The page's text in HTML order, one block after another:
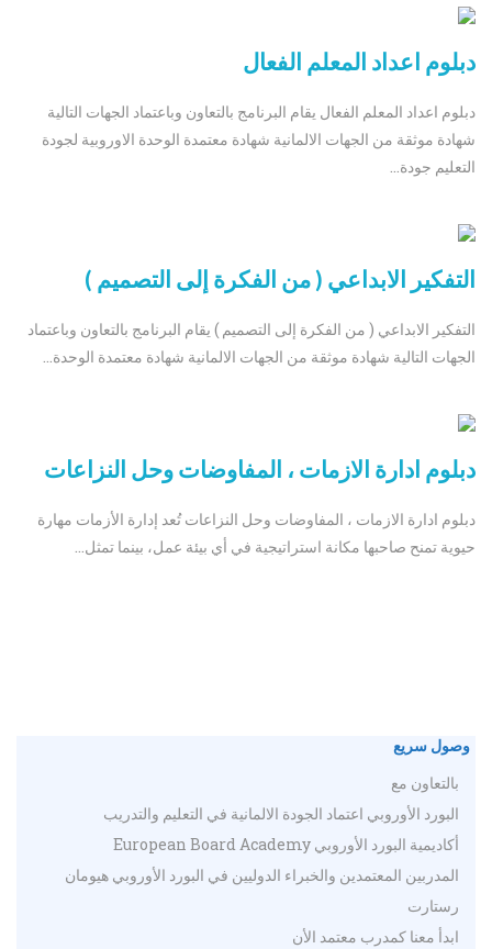
دبلوم اعداد المعلم الفعال
دبلوم اعداد المعلم الفعال يقام البرنامج بالتعاون وباعتماد الجهات التالية
شهادة موثقة من الجهات الالمانية شهادة معتمدة الوحدة الاوروبية لجودة
التعليم جودة...
التفكير الابداعي ( من الفكرة إلى التصميم )
التفكير الابداعي ( من الفكرة إلى التصميم ) يقام البرنامج بالتعاون وباعتماد
الجهات التالية شهادة موثقة من الجهات الالمانية شهادة معتمدة الوحدة...
دبلوم ادارة الازمات ، المفاوضات وحل النزاعات
دبلوم ادارة الازمات ، المفاوضات وحل النزاعات تُعد إدارة الأزمات مهارة
حيوية تمنح صاحبها مكانة استراتيجية في أي بيئة عمل، بينما تمثل...
وصول سريع
بالتعاون مع
البورد الأوروبي اعتماد الجودة الالمانية في التعليم والتدريب
أكاديمية البورد الأوروبي European Board Academy
المدربين المعتمدين والخبراء الدوليين في البورد الأوروبي هيومان
رستارت
ابدأ معنا كمدرب معتمد الأن